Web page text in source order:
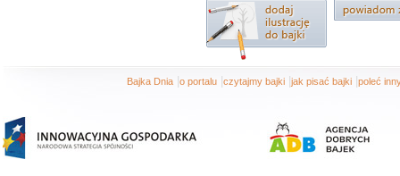
Bajka Dnia o portalu czytajmy bajki jak pisać bajki poleć